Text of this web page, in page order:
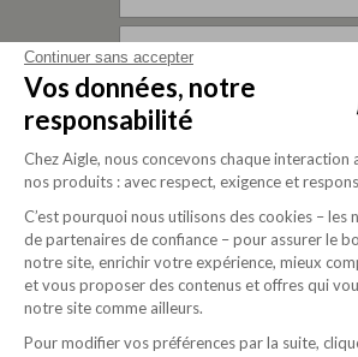
Continuer sans accepter
Vos données, notre
responsabilité
Chez Aigle, nous concevons chaque interaction
nos produits : avec respect, exigence et
C’est pourquoi nous utilisons des cookies – les
de partenaires de confiance – pour assurer le
notre site, enrichir votre expérience, mieux
et vous proposer des contenus et offres qui
notre site comme ailleurs.
Pour modifier vos préférences par la suite,